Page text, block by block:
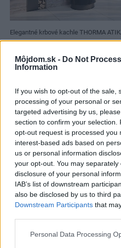
Môjdom.sk - Do Not
Information
If you wish to opt-out of the sale,
processing of your personal or
targeted advertising by us,
section to confirm your selection.
opt-out request is processed you
interest-based ads based on
us or personal information
your opt-out. You may
disclosure of your personal
IAB’s list of downstream
also be disclosed by us to third
Downstream Participants that
Please note that this website/app
Personal Data Processing
Elegantné krbové kachle THORMA
Ďalším dôležitým kritériom pri
spotrebiča.„Do dnešných
montovať len tesné zariadenia
prívod vzduchu, teda také,
prevádzku z exteriéru, nie z
Plško.
A prečo je dôležité, aby boli
„Pretože dnes staviame tesné
vetraním spôsobí netesný